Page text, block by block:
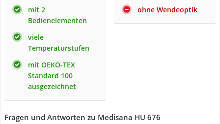
mit 2
Bedienelementen
viele
Temperaturstufen
mit OEKO-TEX
Standard 100
ausgezeichnet
ohne Wendeoptik
Fragen und Antworten zu Medisana HU 676